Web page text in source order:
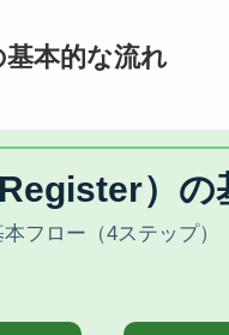
本的な流れ